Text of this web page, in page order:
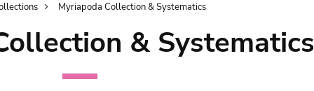
Myriapoda Collection & Systematics
& Systematics